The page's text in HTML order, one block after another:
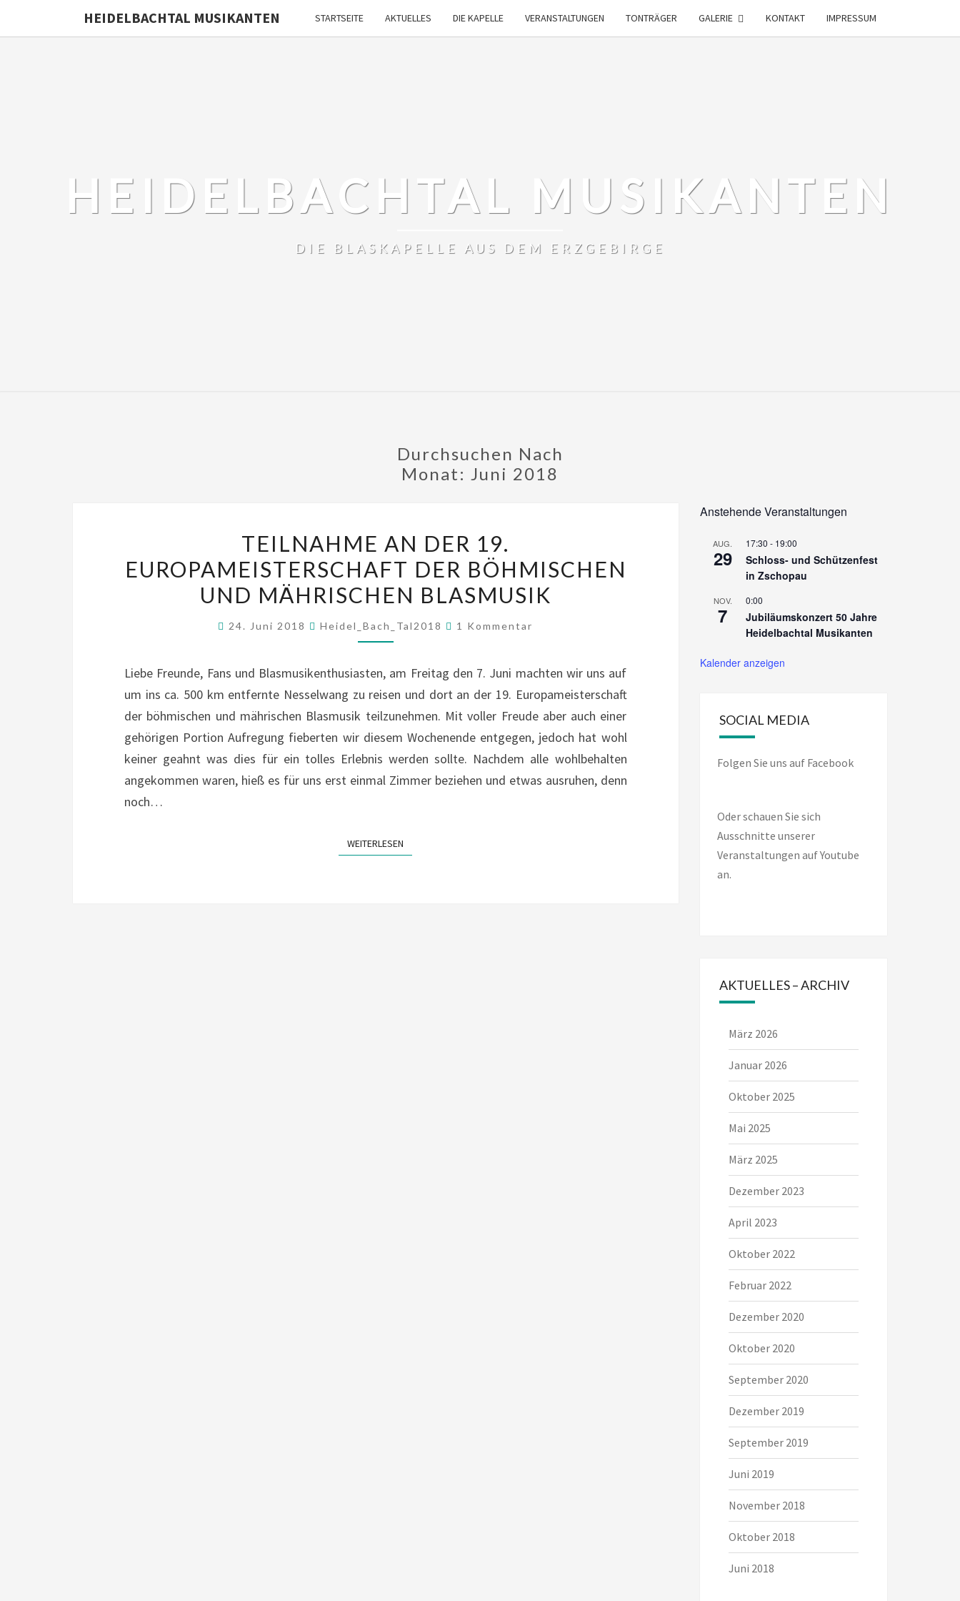
HEIDELBACHTAL MUSIKANTEN STARTSEITE AKTUELLES DIE KAPELLE VERANSTALTUNGEN TONTRÄGER GALERIE KONTAKT IMPRESSUM
HEIDELBACHTAL MUSIKANTEN
DIE BLASKAPELLE AUS DEM ERZGEBIRGE
Durchsuchen Nach
Monat: Juni 2018
AN
DER
19.
DER
UND
MÄHRISCHEN
BLASMUSIK
TEILNAHME AN DER 19.
EUROPAMEISTERSCHAFT DER BÖHMISCHEN
UND MÄHRISCHEN BLASMUSIK
24. Juni 2018 Heidel_Bach_Tal2018 Kommentare
1 Kommentar
Liebe Freunde, Fans und Blasmusikenthusiasten, am Freitag den 7. Juni machten wir uns auf
um ins ca. 500 km entfernte Nesselwang zu reisen und dort an der 19. Europameisterschaft
der böhmischen und mährischen Blasmusik teilzunehmen. Mit voller Freude aber auch einer
gehörigen Portion Aufregung fieberten wir diesem Wochenende entgegen, jedoch hat wohl
keiner geahnt was dies für ein tolles Erlebnis werden sollte. Nachdem alle wohlbehalten
angekommen waren, hieß es für uns erst einmal Zimmer beziehen und etwas ausruhen, denn
noch…
WEITERLESEN
Anstehende Veranstaltungen
AUG.
29
17:30 - 19:00
Schloss- und Schützenfest
in Zschopau
NOV.
7
0:00
Jubiläumskonzert 50 Jahre
Heidelbachtal Musikanten
Kalender anzeigen
SOCIAL MEDIA
Folgen Sie uns auf Facebook
Oder schauen Sie sich
Ausschnitte unserer
Veranstaltungen auf Youtube
an.
AKTUELLES – ARCHIV
März 2026
Januar 2026
Oktober 2025
Mai 2025
März 2025
Dezember 2023
April 2023
Oktober 2022
Februar 2022
Dezember 2020
Oktober 2020
September 2020
Dezember 2019
September 2019
Juni 2019
November 2018
Oktober 2018
Juni 2018